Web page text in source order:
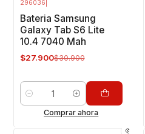
296036
Bateria Samsung
Galaxy Tab S6 Lite
10.4 7040 Mah
$27.900$30.900
Cantidad
Comprar ahora